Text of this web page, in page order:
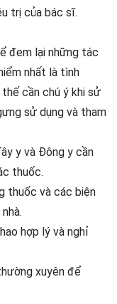
trị của bác sĩ.
đem lại những tác
nhất là tình
cần chú ý khi sử
sử dụng và tham
y và Đông y cần
thuốc.
thuốc và các biện
hợp lý và nghỉ
xuyên để